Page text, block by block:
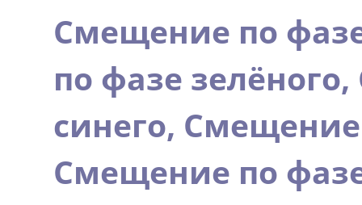
Смещение по
по фазе зелёного,
синего, Смещение
Смещение по